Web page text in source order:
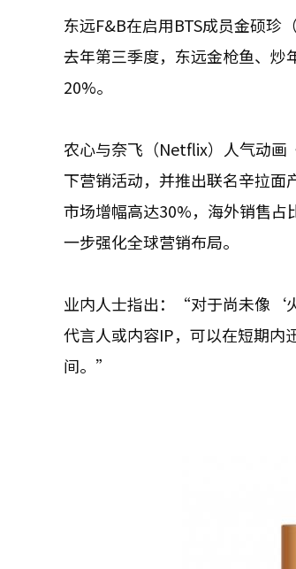
东远F&B在启用BTS成员金硕珍
去年第三季度，东远金枪鱼、炒
20%。
农心与奈飞（Netflix）人气动画
下营销活动，并推出联名辛拉
市场增幅高达30%，海外销售占
一步强化全球营销布局。
业内人士指出：“对于尚未像‘
代言人或内容IP，可以在短期内
间。”